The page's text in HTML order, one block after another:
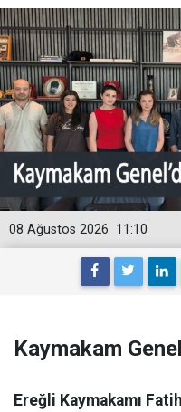
11:10
08 Ağustos 2026
Kaymakam
Ereğli Kaymakamı